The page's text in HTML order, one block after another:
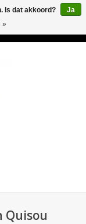
Quisou
Is dat akkoord?
Ja
»